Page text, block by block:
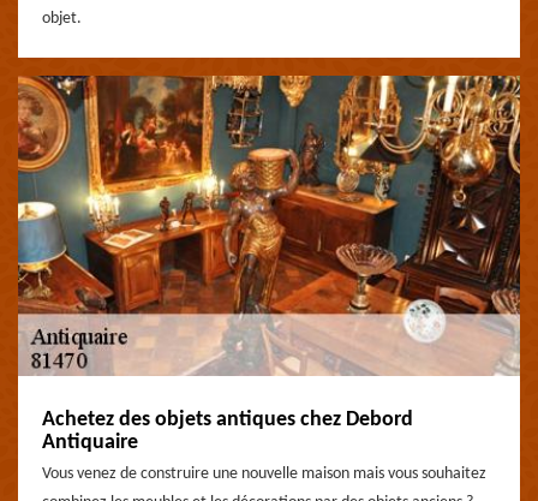
objet.
Achetez des objets antiques chez Debord
Antiquaire
Vous venez de construire une nouvelle maison mais vous souhaitez